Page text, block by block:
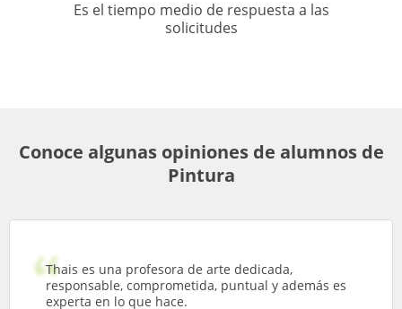
Es el tiempo medio de respuesta a las
solicitudes
Conoce algunas opiniones de alumnos de
Pintura
Thais es una profesora de arte dedicada,
responsable, comprometida, puntual y además es
experta en lo que hace.